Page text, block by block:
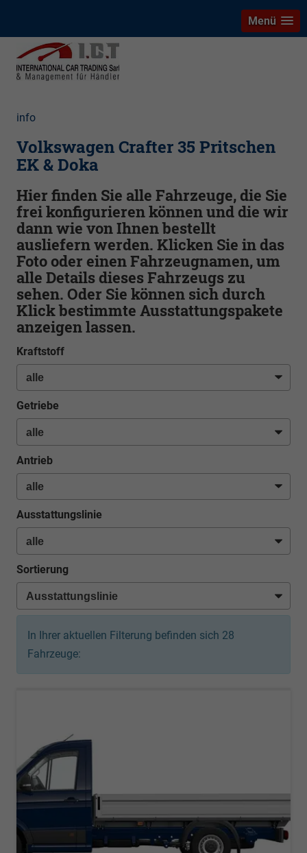
Menü
info
Volkswagen Crafter 35 Pritschen
EK & Doka
Hier finden Sie alle Fahrzeuge, die Sie
frei konfigurieren können und die wir
dann wie von Ihnen bestellt
ausliefern werden. Klicken Sie in das
Foto oder einen Fahrzeugnamen, um
alle Details dieses Fahrzeugs zu
sehen. Oder Sie können sich durch
Klick bestimmte Ausstattungspakete
anzeigen lassen.
Kraftstoff
Getriebe
Antrieb
Ausstattungslinie
Sortierung
In Ihrer aktuellen Filterung befinden sich 28
Fahrzeuge: